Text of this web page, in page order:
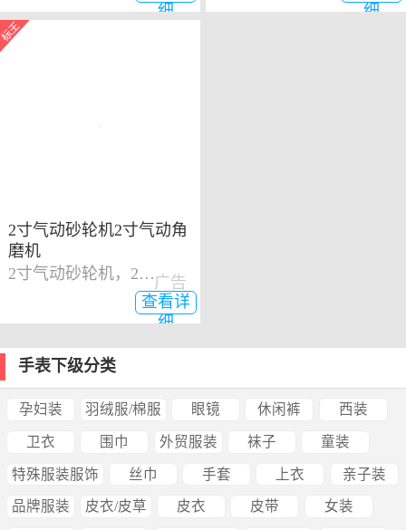
细
细
2寸气动砂轮机2寸气动角
磨机
2寸气动砂轮机，2寸气动角磨机
查看详
细
广告
手表下级分类
孕妇装 羽绒服/棉服 眼镜 休闲裤 西装
卫衣 围巾 外贸服装 袜子 童装
特殊服装服饰 丝巾 手套 上衣 亲子装
品牌服装 皮衣/皮草 皮衣 皮带 女装